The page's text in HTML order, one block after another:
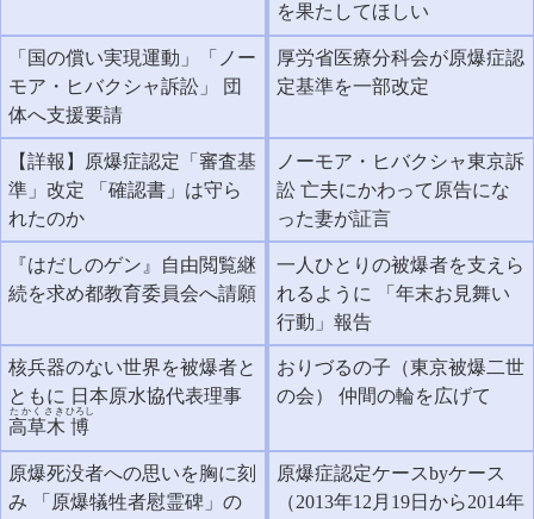
を果たしてほしい
「国の償い実現運動」「ノー
モア・ヒバクシャ訴訟」 団
体へ支援要請
厚労省医療分科会が原爆症認
定基準を一部改定
【詳報】原爆症認定「審査基
準」改定 「確認書」は守ら
れたのか
ノーモア・ヒバクシャ東京訴
訟 亡夫にかわって原告にな
った妻が証言
『はだしのゲン』自由閲覧継
続を求め都教育委員会へ請願
一人ひとりの被爆者を支えら
れるように 「年末お見舞い
行動」報告
核兵器のない世界を被爆者と
ともに 日本原水協代表理事
高草木
たかくさき
博
ひろし
おりづるの子（東京被爆二世
の会） 仲間の輪を広げて
原爆死没者への思いを胸に刻
み 「原爆犠牲者慰霊碑」の
原爆症認定ケースbyケース
（2013年12月19日から2014年